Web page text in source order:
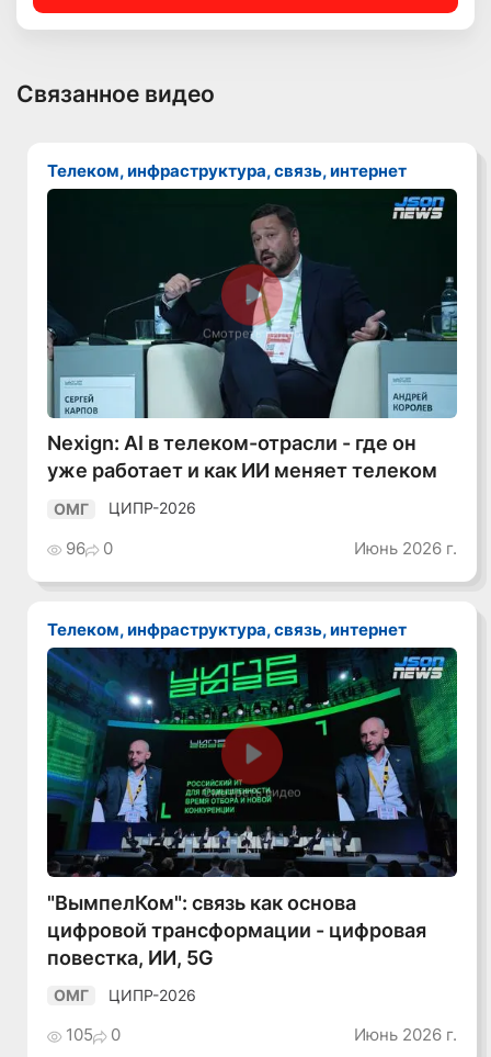
Связанное видео
Телеком, инфраструктура, связь, интернет
Смотреть видео
Nexign: AI в телеком-отрасли - где он
уже работает и как ИИ меняет телеком
ОМГ ЦИПР-2026
96 0 Июнь 2026 г.
Телеком, инфраструктура, связь, интернет
Смотреть видео
"ВымпелКом": связь как основа
цифровой трансформации - цифровая
повестка, ИИ, 5G
ОМГ ЦИПР-2026
105 0 Июнь 2026 г.